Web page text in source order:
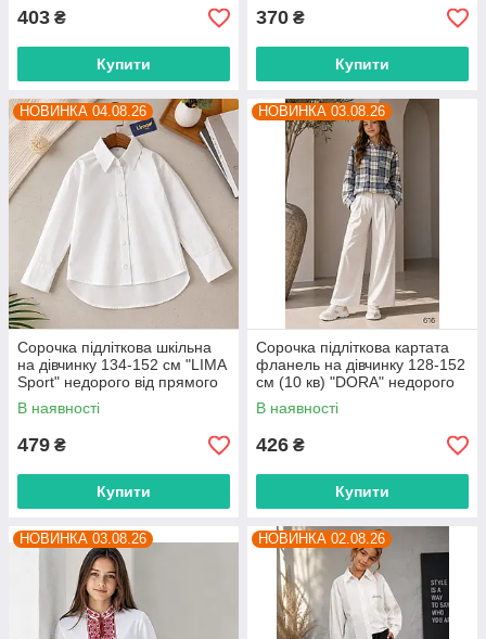
403 ₴
Купити
370 ₴
Купити
НОВИНКА 04.08.26
Сорочка підліткова шкільна
на дівчинку 134-152 см "LIMA
Sport" недорого від прямого
постачальника
В наявності
479 ₴
Купити
НОВИНКА 03.08.26
Сорочка підліткова картата
фланель на дівчинку 128-152
см (10 кв) "DORA" недорого
від прямого постачальника
В наявності
426 ₴
Купити
НОВИНКА 03.08.26 НОВИНКА 02.08.26